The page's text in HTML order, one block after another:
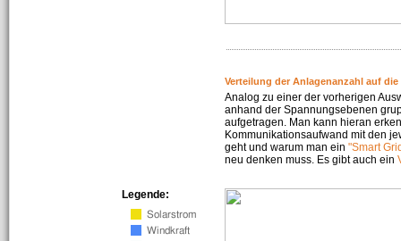
Verteilung der Anlagenanzahl auf die
Analog zu einer der vorherigen
anhand der Spannungsebenen
aufgetragen. Man kann hieran
Kommunikationsaufwand mit den
geht und warum man ein "Smart
neu denken muss. Es gibt auch ein
Legende: